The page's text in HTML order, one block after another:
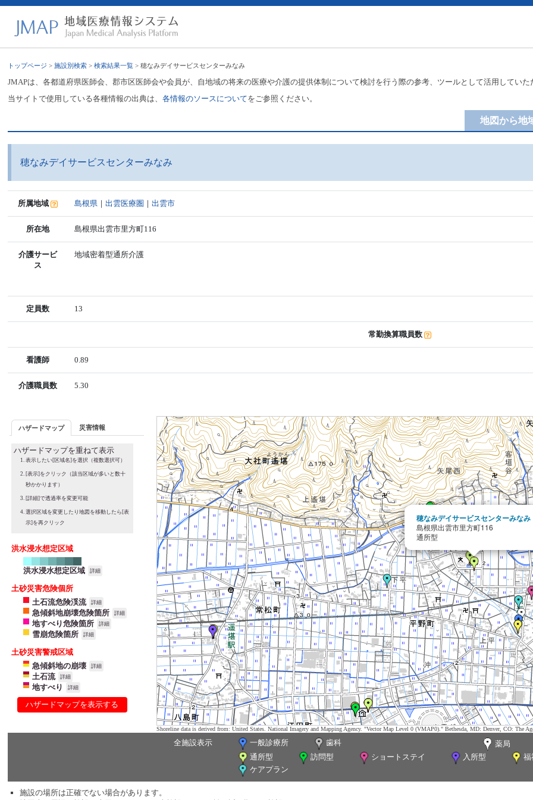
トップページ >施設別検索 >検索結果一覧 > 穂なみデイサービスセンターみなみ
JMAPは、各都道府県医師会、郡市区医師会や会員が、自地域の将来の医療や介護の提供体制について検討を行う際の参考、ツールとして活用してい
当サイトで使用している各種情報の出典は、各情報のソースについてをご参照ください。
地図から地
穂なみデイサービスセンターみなみ
所属地域 島根県 ｜出雲医療圏 ｜出雲市
所在地 島根県出雲市里方町116
介護サービ
ス
地域密着型通所介護
定員数 13
常勤換算職員数
看護師 0.89
介護職員数 5.30
ハザードマップ 災害情報
ハザードマップを重ねて表示
表示したい[区域名]を選択（複数選択可）
[表示]をクリック（該当区域が多いと数十
秒かかります）
[詳細]で透過率を変更可能
選択区域を変更したり地図を移動したら[表
示]を再クリック
洪水浸水想定区域
洪水浸水想定区域 詳細
土砂災害危険個所
土石流危険渓流
詳細
急傾斜地崩壊危険箇所 詳細
地すべり危険箇所 詳細
雪崩危険箇所 詳細
土砂災害警戒区域
急傾斜地の崩壊
詳細
土石流 詳細
地すべり 詳細
ハザードマップを表示する
穂なみデイサービスセンターみなみ
島根県出雲市里方町116
通所型
Shoreline data is derived from: United States. National Imagery and Mapping Agency. "Vector Map Level 0 (VMAP0)." Bethesda, MD: Denver, CO: The
全施設表示 一般診療所 歯科
薬局
通所型
訪問型 ショートステイ 入所型
福
ケアプラン
施設の場所は正確でない場合があります。